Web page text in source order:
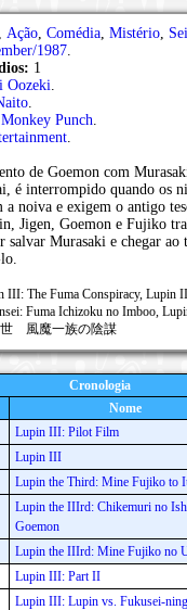
Ação Comédia Mistério
1987
1
Oozeki
Monkey Punch
de Goemon com
é interrompido quando os
a noiva e exigem o antigo
Jigen, Goemon e Fujiko
salvar Murasaki e chegar ao
III: The Fuma Conspiracy, Lupin
Fuma Ichizoku no Imboo,
世 風魔一族の陰謀
Cronologia
Nome
Lupin III: Pilot Film
Lupin III
Lupin the Third: Mine Fujiko to
Lupin the IIIrd: Chikemuri no
Goemon
Lupin the IIIrd: Mine Fujiko no
Lupin III: Part II
Lupin III: Lupin vs. Fukusei-